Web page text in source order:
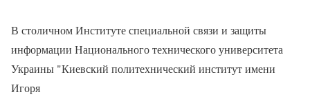
В столичном Институте специальной связи и защиты
информации Национального технического университета
Украины "Киевский политехнический институт имени
Игоря